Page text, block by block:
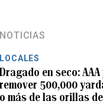
NOTICIAS
LOCALES
Dragado en seco:
remover 500,000
o más de las orillas